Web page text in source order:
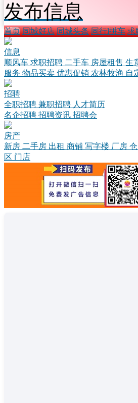
发布信息
首页 同城好店 同城头条 同行l拼车 求
信息
顺风车 求职招聘 二手车 房屋租售 生
服务 物品买卖 优惠促销 农林牧渔 自
招聘
全职招聘 兼职招聘 人才简历
名企招聘 招聘资讯 招聘会
房产
新房 二手房 出租 商铺 写字楼 厂房
区 门店